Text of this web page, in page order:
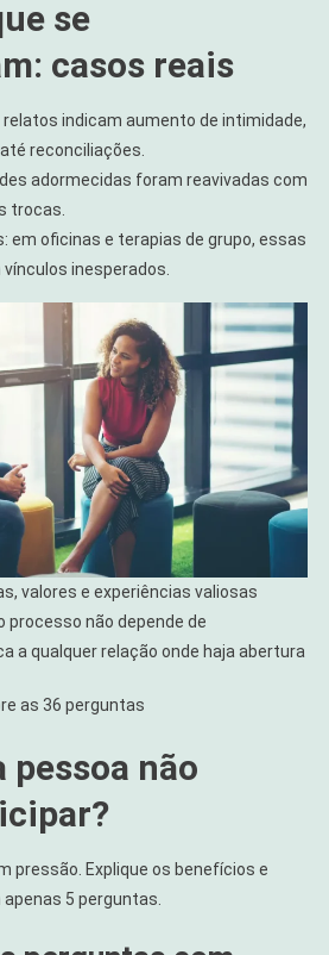
se
casos reais
indicam aumento de intimidade,
reconciliações.
adormecidas foram reavivadas com
trocas.
em oficinas e terapias de grupo, essas
inesperados.
valores e experiências valiosas
processo não depende de
a qualquer relação onde haja abertura
as 36 perguntas
pessoa não
pressão. Explique os benefícios e
5 perguntas.